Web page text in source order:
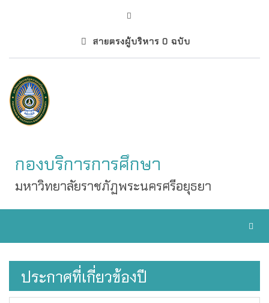
สายตรงผู้บริหาร 0 ฉบับ
กองบริการการศึกษา
มหาวิทยาลัยราชภัฏพระนครศรีอยุธยา
ประกาศที่เกี่ยวข้องปี